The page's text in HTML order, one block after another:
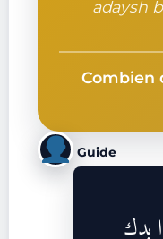
adaysh
Combien
Guide
بدك